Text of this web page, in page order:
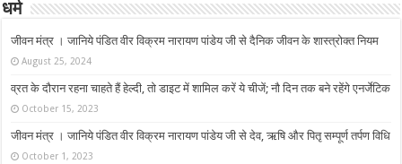
धर्म
जीवन मंत्र । जानिये पंडित वीर विक्रम नारायण पांडेय जी से दैनिक जीवन के शास्त्रोक्त नियम
August 25, 2024
व्रत के दौरान रहना चाहते हैं हेल्दी, तो डाइट में शामिल करें ये चीजें; नौ दिन तक बने रहेंगे एनर्जेटिक
October 15, 2023
जीवन मंत्र । जानिये पंडित वीर विक्रम नारायण पांडेय जी से देव, ऋषि और पितृ सम्पूर्ण तर्पण विधि
October 1, 2023